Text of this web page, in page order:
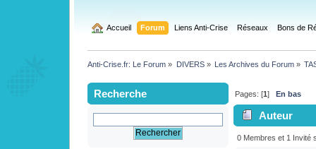
Accueil Forum Liens Anti-Crise Réseaux Bons de
Anti-Crise.fr: Le Forum » DIVERS» Les Archives du Forum»
Recherche Pages: [1]En bas
Auteur
gagner ! 1/9
0 Membres et 1 Invité